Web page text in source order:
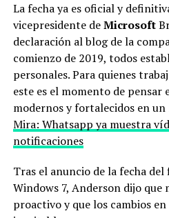
La fecha ya es oficial y
vicepresidente deMicrosoft
declaración al blog de la
comienzo de 2019, todos
personales. Para quienes
este es el momento de
modernos y fortalecidos en
Mira: Whatsapp ya muestra
notificaciones
Tras el anuncio de la fecha
Windows 7, Anderson dijo que
proactivo y que los cambios